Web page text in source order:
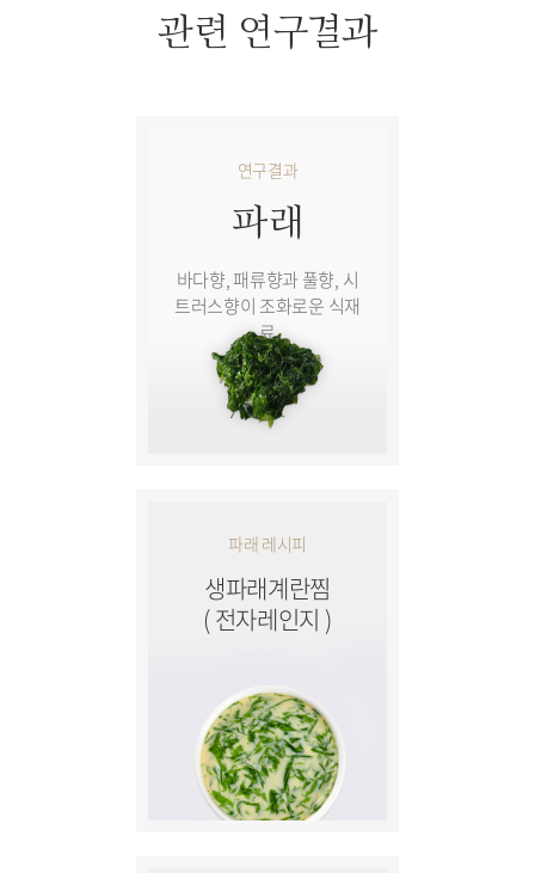
관련 연구결과
연구결과
파래
바다향, 패류향과 풀향, 시
트러스향이 조화로운 식재
료
파래 레시피
생파래계란찜
( 전자레인지 )